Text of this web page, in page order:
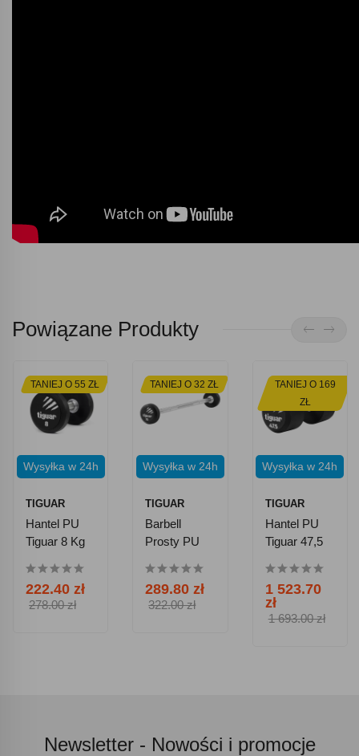
Powiązane Produkty
TANIEJ O 55 ZŁ
Wysyłka w 24h
TIGUAR
Hantel PU
Tiguar 8 Kg
222.40 zł
278.00 zł
TANIEJ O 32 ZŁ
Wysyłka w 24h
TIGUAR
Barbell
Prosty PU
289.80 zł
322.00 zł
TANIEJ O 169
ZŁ
Wysyłka w 24h
TIGUAR
Hantel PU
Tiguar 47,5
1 523.70
zł
1 693.00 zł
Newsletter - Nowości i promocje